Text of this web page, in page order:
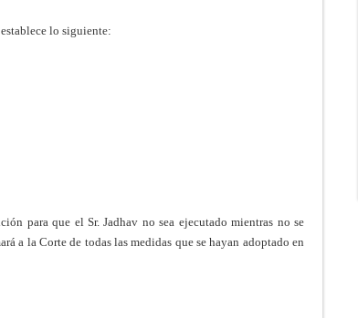
lo siguiente:
para que el Sr. Jadhav no sea ejecutado mientras no se
a la Corte de todas las medidas que se hayan adoptado en